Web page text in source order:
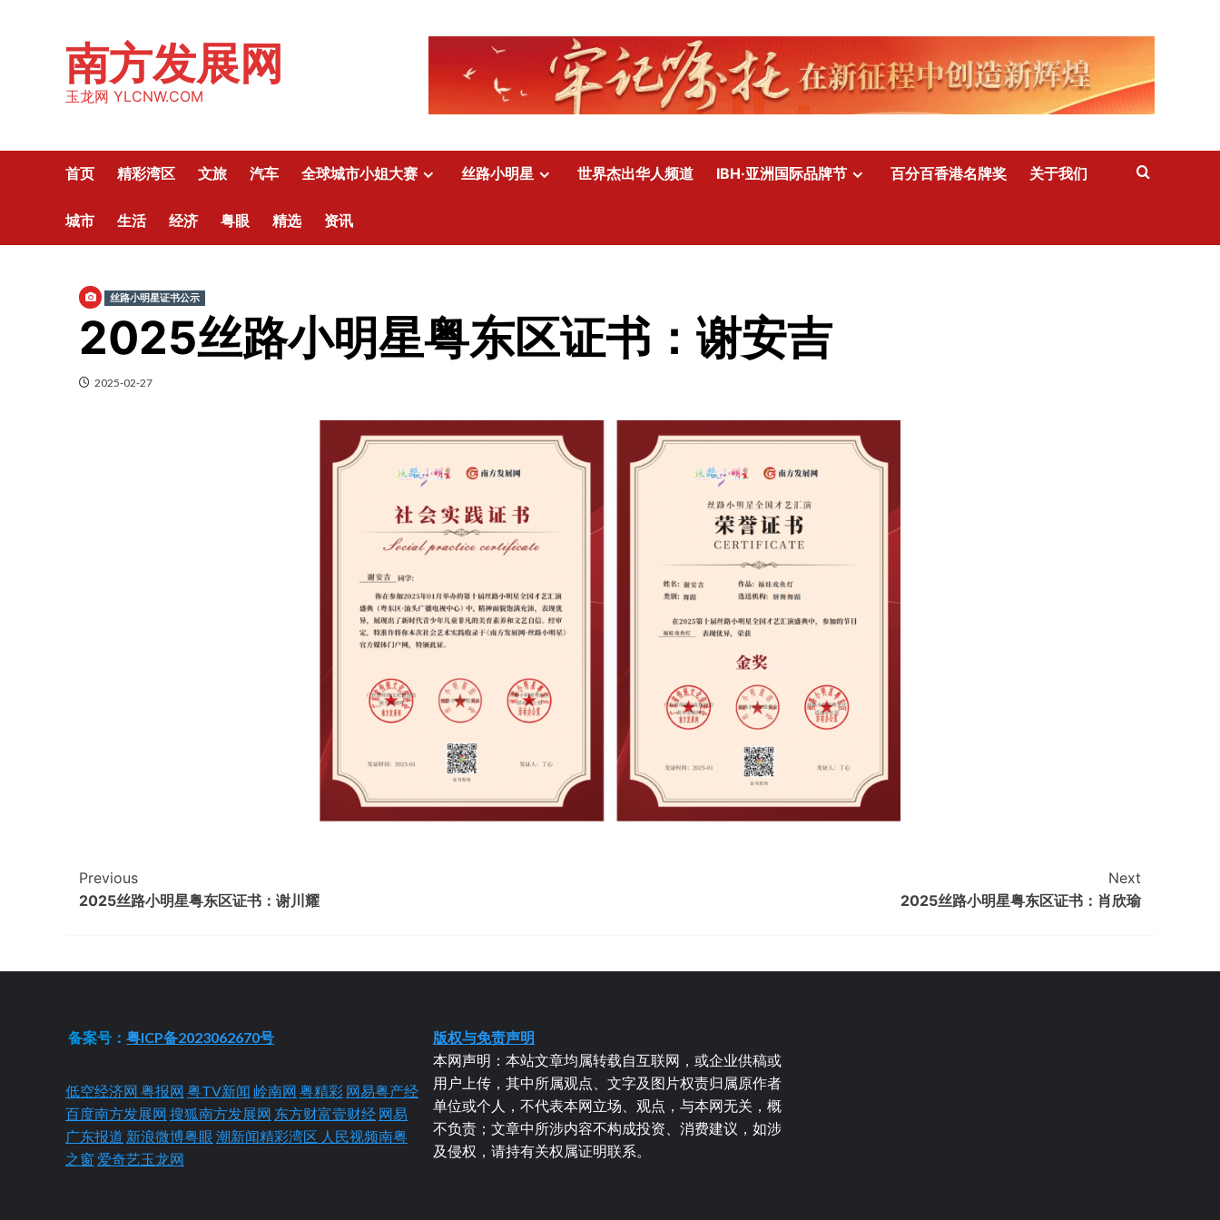
南方发展网
玉龙网 YLCNW.COM
首页 精彩湾区 文旅 汽车 全球城市小姐大赛 丝路小明星 世界杰出华人频道 IBH·亚洲国际品牌节 百分百香港名牌奖 关于我们
城市 生活 经济 粤眼 精选 资讯
丝路小明星证书公示
2025丝路小明星粤东区证书：谢安吉
2025-02-27
Continue
Reading
Previous
2025丝路小明星粤东区证书：谢川耀
Next
2025丝路小明星粤东区证书：肖欣瑜
备案号：粤ICP备2023062670号
低空经济网 粤报网 粤TV新闻 岭南网 粤精彩 网易粤产经
百度南方发展网 搜狐南方发展网 东方财富壹财经 网易
广东报道 新浪微博粤眼 潮新闻精彩湾区 人民视频南粤
之窗 爱奇艺玉龙网
版权与免责声明
本网声明：本站文章均属转载自互联网，或企业供稿或
用户上传，其中所属观点、文字及图片权责归属原作者
单位或个人，不代表本网立场、观点，与本网无关，概
不负责；文章中所涉内容不构成投资、消费建议，如涉
及侵权，请持有关权属证明联系。